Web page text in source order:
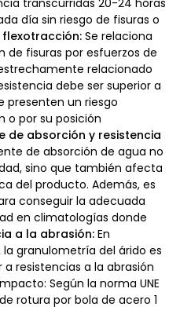
día sin riesgo de fisuras o
flexotracción: Se relaciona
de fisuras por esfuerzos de
relacionado
debe ser superior a
presenten un riesgo
o por su posición
de absorción y resistencia
de absorción de agua no
sino que también afecta
del producto. Además, es
conseguir la adecuada
en climatologías donde
a la abrasión: En
granulometría del árido es
resistencias a la abrasión
Según la norma UNE
rotura por bola de acero 1